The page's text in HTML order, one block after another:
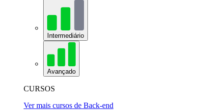
Intermediário
Avançado
CURSOS
Ver mais cursos de Back-end